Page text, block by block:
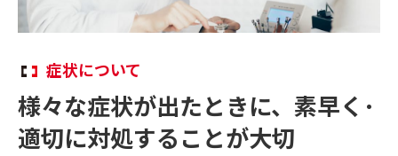
症状について
様々な症状が出たときに、 素早く･
適切に対処することが大切